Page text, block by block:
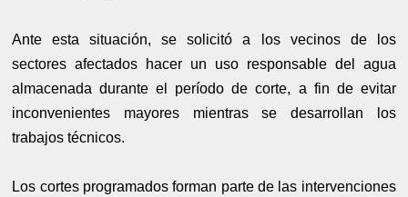
Ante esta situación, se solicitó a los vecinos de los
sectores afectados hacer un uso responsable del agua
almacenada durante el período de corte, a fin de evitar
inconvenientes mayores mientras se desarrollan los
trabajos técnicos.
Los cortes programados forman parte de las intervenciones